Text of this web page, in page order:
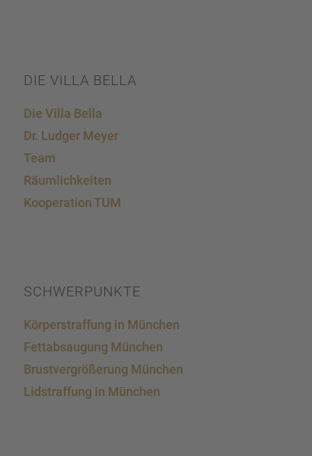
DIE VILLA BELLA
Die Villa Bella
Dr. Ludger Meyer
Team
Räumlich­kei­ten
Koope­ra­tion TUM
SCHWER­PUNKTE
Körper­straf­fung in München
Fettab­sau­gung München
Brust­ver­grö­ße­rung München
Lidstraf­fung in München